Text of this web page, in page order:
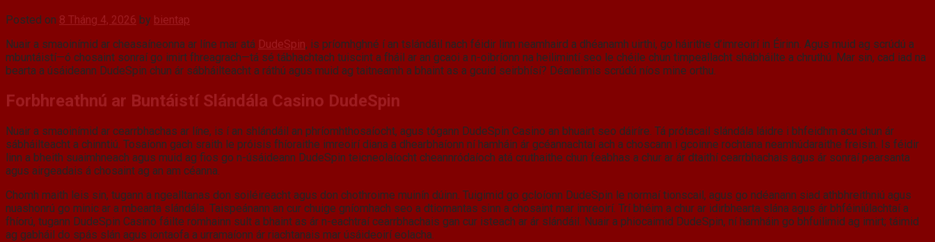
Posted on 8 Tháng 4, 2026 by bientap
Nuair a smaoinímid ar cheasaíneonna ar líne mar atá DudeSpin, is príomhghné í an tslándáil nach féidir linn neamhaird a dhéanamh uirthi, go háirithe d’imreoirí in Éirinn. Agus muid ag scrúdú a
mbuntáistí—ó chosaint sonraí go imirt fhreagrach—tá sé tábhachtach tuiscint a fháil ar an gcaoi a n-oibríonn na heilimintí seo le chéile chun timpeallacht shábháilte a chruthú. Mar sin, cad iad na
bearta a úsáideann DudeSpin chun ár sábháilteacht a ráthú agus muid ag taitneamh a bhaint as a gcuid seirbhísí? Déanaimis scrúdú níos mine orthu.
Forbhreathnú ar Buntáistí Slándála Casino DudeSpin
Nuair a smaoinímid ar cearrbhachas ar líne, is í an shlándáil an phríomhthosaíocht, agus tógann DudeSpin Casino an bhuairt seo dáiríre. Tá prótacail slándála láidre i bhfeidhm acu chun ár
sábháilteacht a chinntiú. Tosaíonn gach sraith le próisis fhíoraithe imreoirí diana a dhearbhaíonn ní hamháin ár gcéannachtaí ach a choscann i gcoinne rochtana neamhúdaraithe freisin. Is féidir
linn a bheith suaimhneach agus muid ag fios go n-úsáideann DudeSpin teicneolaíocht cheannródaíoch atá cruthaithe chun feabhas a chur ar ár dtaithí cearrbhachais agus ár sonraí pearsanta
agus airgeadais á chosaint ag an am céanna.
Chomh maith leis sin, tugann a ngealltanas don soiléireacht agus don chothroime muinín dúinn. Tuigimid go gcloíonn DudeSpin le normaí tionscail, agus go ndéanann siad athbhreithniú agus
nuashonrú go minic ar a mbearta slándála. Taispeánann an cur chuige gníomhach seo a dtiomantas sinn a chosaint mar imreoirí. Trí bhéim a chur ar idirbhearta slána agus ár bhféiniúlachtaí a
fhíorú, tugann DudeSpin Casino fáilte romhainn sult a bhaint as ár n-eachtraí cearrbhachais gan cur isteach ar ár slándáil. Nuair a phiocaimid DudeSpin, ní hamháin go bhfuilimid ag imirt; táimid
ag gabháil do spás slán agus iontaofa a urramaíonn ár riachtanais mar úsáideoirí eolacha.